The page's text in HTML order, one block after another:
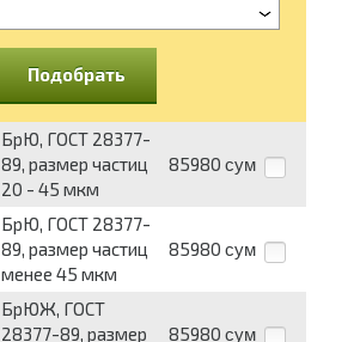
Подобрать
БрЮ, ГОСТ 28377-
89, размер частиц
20 - 45 мкм
85980 сум
БрЮ, ГОСТ 28377-
89, размер частиц
менее 45 мкм
85980 сум
БрЮЖ, ГОСТ
28377-89, размер
85980 сум